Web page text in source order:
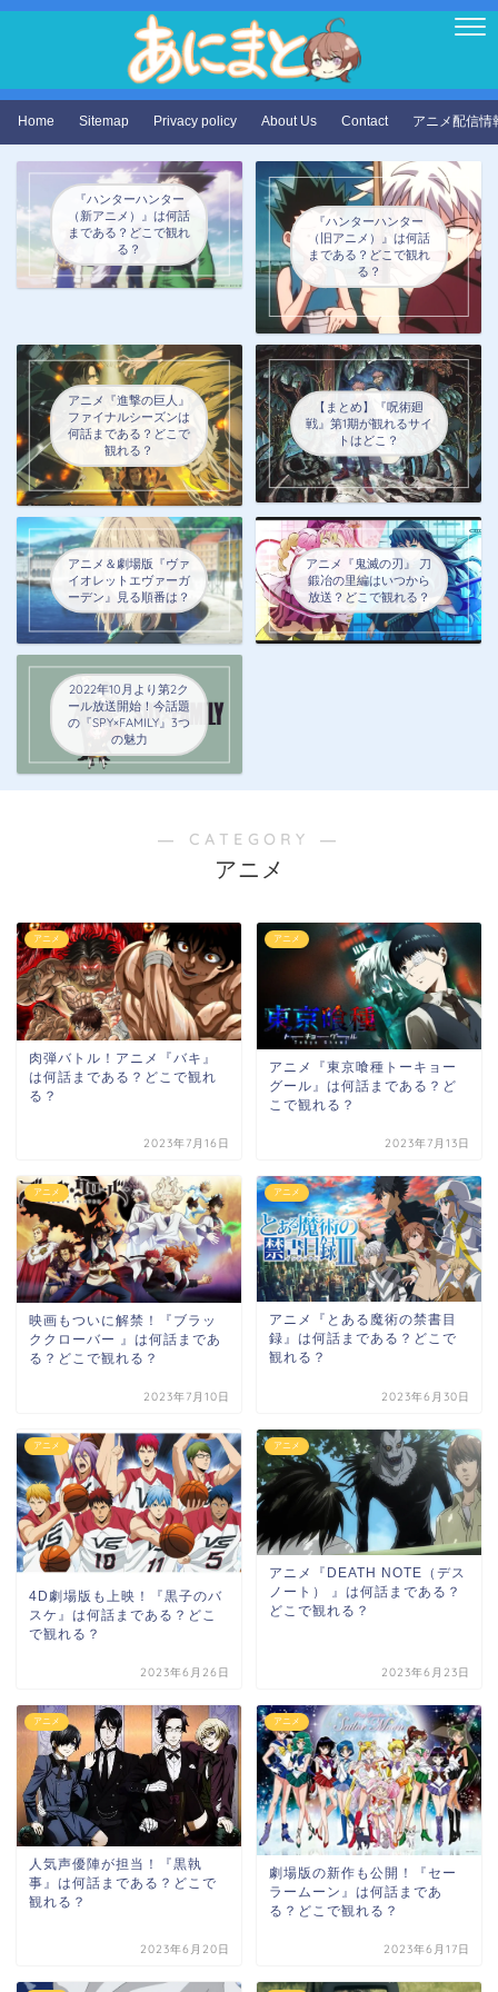
Home Sitemap Privacy policy About Us Contact アニメ配信情
『ハンターハンター
（新アニメ）』は何話
まである？どこで観れ
る？
『ハンターハンター
（旧アニメ）』は何話
まである？どこで観れ
る？
アニメ『進撃の巨人』
ファイナルシーズンは
何話まである？どこで
観れる？
【まとめ】『呪術廻
戦』第1期が観れるサイ
トはどこ？
アニメ＆劇場版『ヴァ
イオレットエヴァーガ
ーデン』見る順番は？
アニメ『鬼滅の刃』 刀
鍛冶の里編はいつから
放送？どこで観れる？
2022年10月より第2ク
ール放送開始！今話題
の『SPY×FAMILY』3つ
の魅力
― CATEGORY ―
アニメ
アニメ
肉弾バトル！アニメ『バキ』
は何話まである？どこで観れ
る？
2023年7月16日
アニメ
アニメ『東京喰種トーキョー
グール』は何話まである？ど
こで観れる？
2023年7月13日
アニメ
映画もついに解禁！『ブラッ
ククローバー 』は何話まであ
る？どこで観れる？
2023年7月10日
アニメ
アニメ『とある魔術の禁書目
録』は何話まである？どこで
観れる？
2023年6月30日
アニメ
4D劇場版も上映！『黒子のバ
スケ』は何話まである？どこ
で観れる？
2023年6月26日
アニメ
アニメ『DEATH NOTE（デス
ノート） 』は何話まである？
どこで観れる？
2023年6月23日
アニメ
人気声優陣が担当！『黒執
事』は何話まである？どこで
観れる？
2023年6月20日
アニメ
劇場版の新作も公開！『セー
ラームーン』は何話まであ
る？どこで観れる？
2023年6月17日